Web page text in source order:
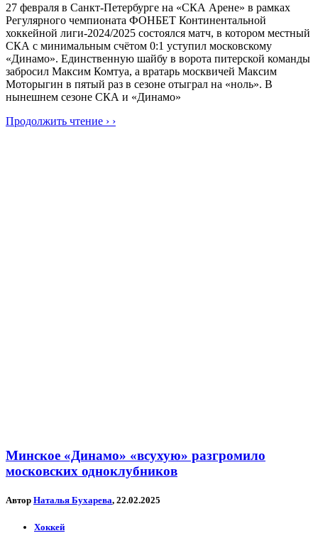
27 февраля в Санкт-Петербурге на «СКА Арене» в рамках
Регулярного чемпионата ФОНБЕТ Континентальной
хоккейной лиги-2024/2025 состоялся матч, в котором местный
СКА с минимальным счётом 0:1 уступил московскому
«Динамо». Единственную шайбу в ворота питерской команды
забросил Максим Комтуа, а вратарь москвичей Максим
Моторыгин в пятый раз в сезоне отыграл на «ноль». В
нынешнем сезоне СКА и «Динамо»
Продолжить чтение › ›
Минское «Динамо» «всухую» разгромило
московских одноклубников
Автор Наталья Бухарева, 22.02.2025
Хоккей